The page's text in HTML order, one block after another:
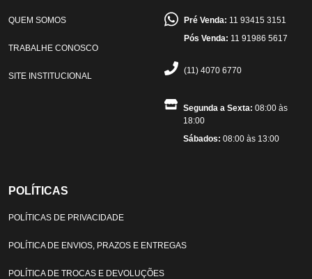
QUEM SOMOS
TRABALHE CONOSCO
SITE INSTITUCIONAL
Pré Venda: 11 93415 3151
Pós Venda: 11 91986 5617
(11) 4070 6770
Segunda a Sexta: 08:00 às
18:00
Sábados: 08:00 às 13:00
POLÍTICAS
POLÍTICAS DE PRIVACIDADE
POLÍTICA DE ENVIOS, PRAZOS E ENTREGAS
POLÍTICA DE TROCAS E DEVOLUÇÕES